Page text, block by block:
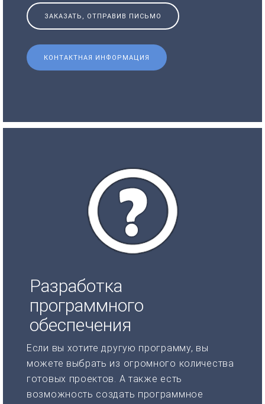
ЗАКАЗАТЬ, ОТПРАВИВ ПИСЬМО
КОНТАКТНАЯ ИНФОРМАЦИЯ
Разработка
программного
обеспечения
Если вы хотите другую программу, вы
можете выбрать из огромного количества
готовых проектов. А также есть
возможность создать программное